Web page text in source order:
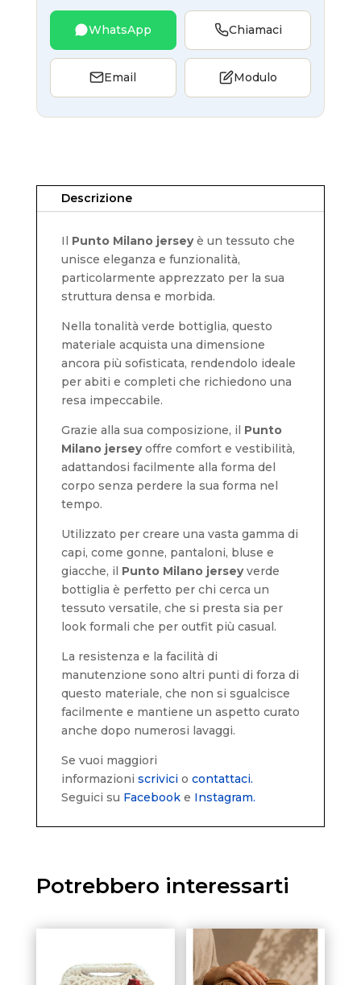
WhatsApp Chiamaci
Email Modulo
Descrizione
Il Punto Milano jerseyè un tessuto che
unisce eleganza e funzionalità,
particolarmente apprezzato per la sua
struttura densa e morbida.
Nella tonalità verde bottiglia, questo
materiale acquista una dimensione
ancora più sofisticata, rendendolo ideale
per abiti e completi che richiedono una
resa impeccabile.
Grazie alla sua composizione, il Punto
Milano jerseyoffre comfort e vestibilità,
adattandosi facilmente alla forma del
corpo senza perdere la sua forma nel
tempo.
Utilizzato per creare una vasta gamma di
capi, come gonne, pantaloni, bluse e
giacche, il Punto Milano jerseyverde
bottiglia è perfetto per chi cerca un
tessuto versatile, che si presta sia per
look formali che per outfit più casual.
La resistenza e la facilità di
manutenzione sono altri punti di forza di
questo materiale, che non si sgualcisce
facilmente e mantiene un aspetto curato
anche dopo numerosi lavaggi.
Se vuoi maggiori
informazioni scrivicio contattaci.
Seguici su Facebooke Instagram.
Potrebbero interessarti